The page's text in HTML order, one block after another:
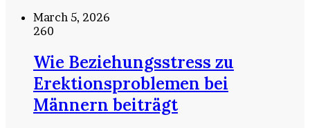
March 5, 2026
260
Wie Beziehungsstress zu
Erektionsproblemen bei
Männern beiträgt